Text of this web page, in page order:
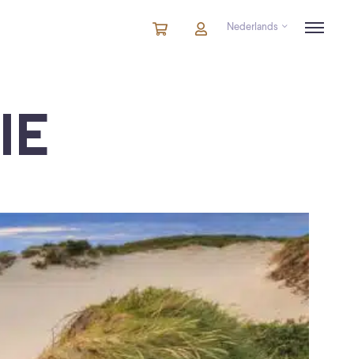
Winkelmandje
artikelenAccountNederlands